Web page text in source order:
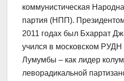
коммунистическая
партия (НПП).
2011 годах был Бхаррат
учился в московском
Лумумбы – как лидер
леворадикальной